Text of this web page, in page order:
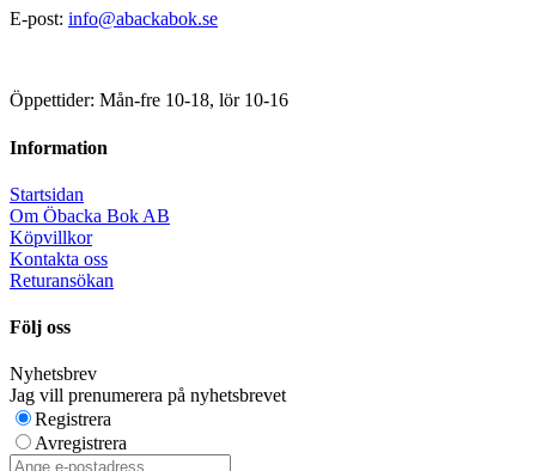
E-post: info@abackabok.se
Öppettider: Mån-fre 10-18, lör 10-16
Information
Startsidan
Om Öbacka Bok AB
Köpvillkor
Kontakta oss
Returansökan
Följ oss
Nyhetsbrev
Jag vill prenumerera på nyhetsbrevet
Registrera
Avregistrera